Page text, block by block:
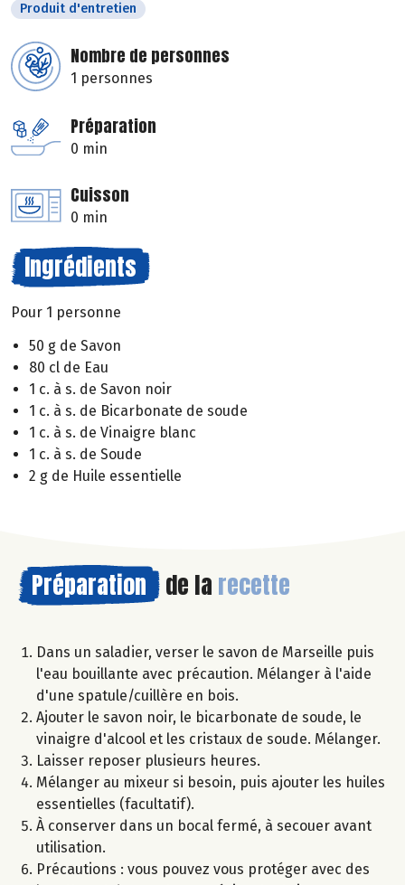
Produit d'entretien
Nombre de personnes
1 personnes
Préparation
0 min
Cuisson
0 min
Ingrédients
Pour 1 personne
50 g de Savon
80 cl de Eau
1 c. à s. de Savon noir
1 c. à s. de Bicarbonate de soude
1 c. à s. de Vinaigre blanc
1 c. à s. de Soude
2 g de Huile essentielle
Préparation de la recette
Dans un saladier, verser le savon de Marseille puis
l'eau bouillante avec précaution. Mélanger à l'aide
d'une spatule/cuillère en bois.
Ajouter le savon noir, le bicarbonate de soude, le
vinaigre d'alcool et les cristaux de soude. Mélanger.
Laisser reposer plusieurs heures.
Mélanger au mixeur si besoin, puis ajouter les huiles
essentielles (facultatif).
À conserver dans un bocal fermé, à secouer avant
utilisation.
Précautions : vous pouvez vous protéger avec des